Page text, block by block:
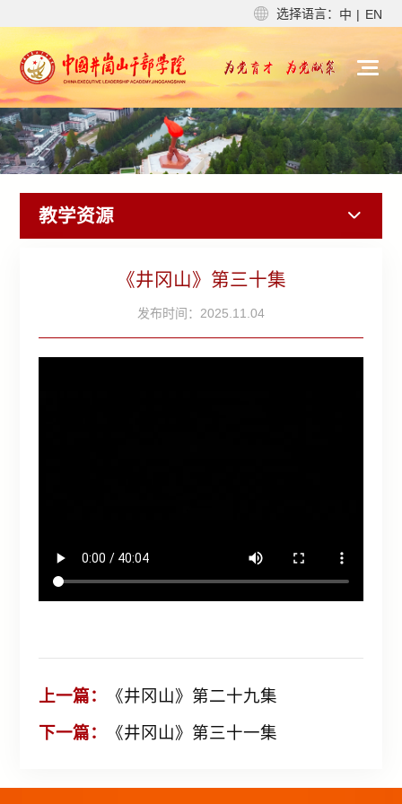
选择语言： 中 | EN
教学资源
《井冈山》第三十集
发布时间：2025.11.04
上一篇：
《井冈山》第二十九集
下一篇：
《井冈山》第三十一集